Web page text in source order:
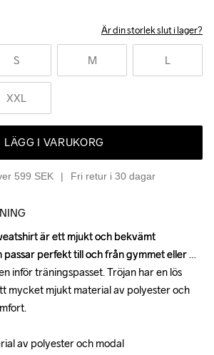
Är din storlek slut i lager?
S M L
XXL
LÄGG I VARUKORG
599 SEK Fri retur i 30 dagar
är ett mjukt och bekvämt
perfekt till och från gymmet eller
inför träningspasset. Tröjan har en lös
mycket mjukt material av polyester och
av polyester och modal
är ett mjukt och bekvämt
perfekt till och från gymmet eller
inför träningspasset. Tröjan har en lös
mycket mjukt material av polyester och
av polyester och modal